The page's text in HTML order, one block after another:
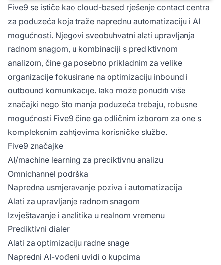
Five9 se ističe kao cloud-based rješenje contact centra
za poduzeća koja traže naprednu automatizaciju i AI
mogućnosti. Njegovi sveobuhvatni alati upravljanja
radnom snagom, u kombinaciji s prediktivnom
analizom, čine ga posebno prikladnim za velike
organizacije fokusirane na optimizaciju inbound i
outbound komunikacije. Iako može ponuditi više
značajki nego što manja poduzeća trebaju, robusne
mogućnosti Five9 čine ga odličnim izborom za one s
kompleksnim zahtjevima korisničke službe.
Five9 značajke
AI/machine learning za prediktivnu analizu
Omnichannel podrška
Napredna usmjeravanje poziva i automatizacija
Alati za upravljanje radnom snagom
Izvještavanje i analitika u realnom vremenu
Prediktivni dialer
Alati za optimizaciju radne snage
Napredni AI-vođeni uvidi o kupcima